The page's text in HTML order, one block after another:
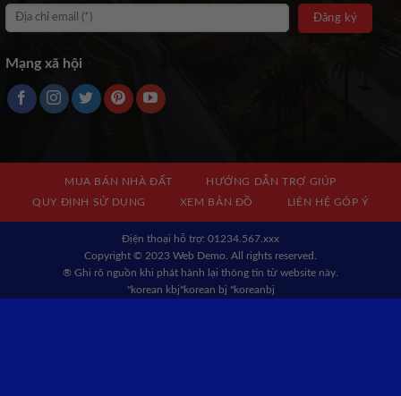
Mạng xã hội
MUA BÁN NHÀ ĐẤT
HƯỚNG DẪN TRỢ GIÚP
QUY ĐỊNH SỬ DỤNG
XEM BẢN ĐỒ LIÊN HỆ GÓP Ý
Địện thoại hỗ trợ: 01234.567.xxx
Copyright © 2023 Web Demo. All rights reserved.
® Ghi rõ nguồn khi phát hành lại thông tin từ website này.
"korean kbj​"korean bj "koreanbj​